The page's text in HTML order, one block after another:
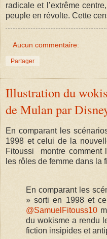
radicale et l’extrême
peuple en révolte. Cette
Aucun commentaire:
Partager
Illustration du
de Mulan par
En comparant les
1998 et celui de la
Fitoussi montre comment
les rôles de femme dans la
En comparant les
» sorti en 1998 et
@SamuelFitouss10
du wokisme a rendu
fiction insipides et